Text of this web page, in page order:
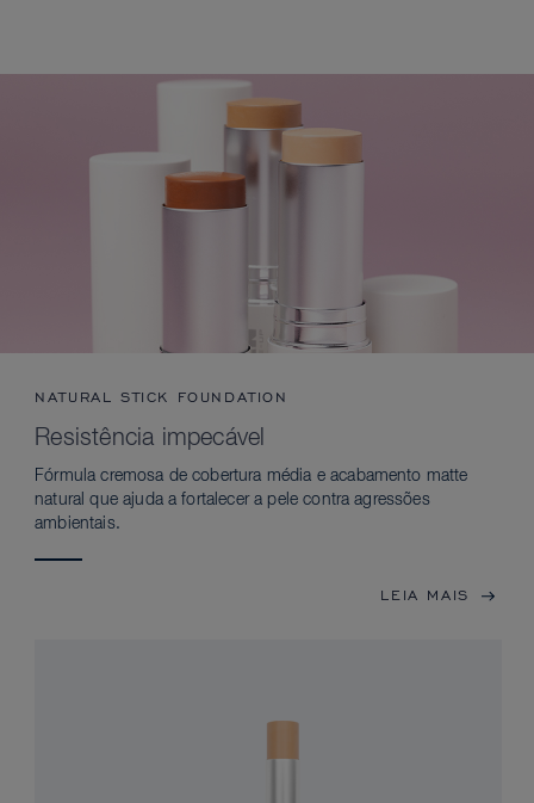
NATURAL STICK FOUNDATION
Resistência impecável
Fórmula cremosa de cobertura média e acabamento matte
natural que ajuda a fortalecer a pele contra agressões
ambientais.
LEIA MAIS